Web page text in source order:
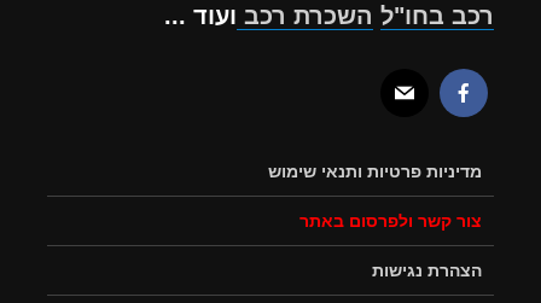
רכב בחו"ל השכרת רכב ועוד ...
מדיניות פרטיות ותנאי שימוש
צור קשר ולפרסום באתר
הצהרת נגישות